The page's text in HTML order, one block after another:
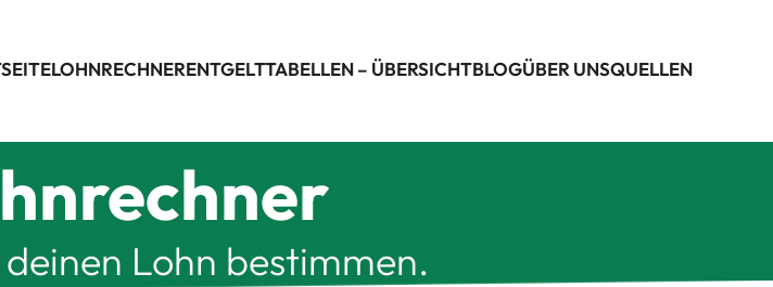
LOHNRECHNERENTGELTTABELLEN – ÜBERSICHTBLOGÜBER UNSQUELLEN
Lohn bestimmen.